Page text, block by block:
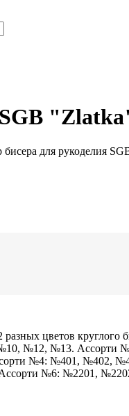
SGB
бисера для рукоделия
цветов
№12, №13. Ассорти
№4: №401, №402,
№6: №2201,